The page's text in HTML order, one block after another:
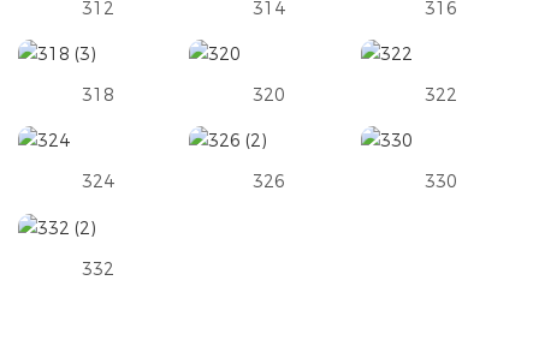
312 314 316
318 320 322
324 326 330
332